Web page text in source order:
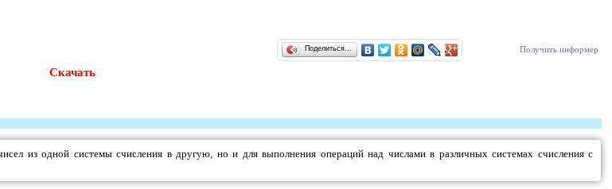
Скачать
Поделиться… Получить информер
из одной системы счисления в другую, но и для выполнения операций над числами в различных системах счисления с